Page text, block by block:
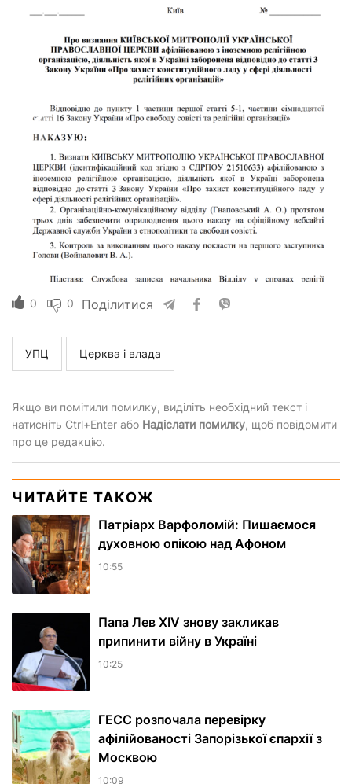
0 0 Поділитися
УПЦ Церква і влада
Якщо ви помітили помилку, виділіть необхідний текст і
натисніть Ctrl+Enter або Надіслати помилку, щоб повідомити
про це редакцію.
ЧИТАЙТЕ ТАКОЖ
Патріарх Варфоломій: Пишаємося
духовною опікою над Афоном
10:55
Папа Лев XIV знову закликав
припинити війну в Україні
10:25
ГЕСС розпочала перевірку
афілійованості Запорізької єпархії з
Москвою
10:09